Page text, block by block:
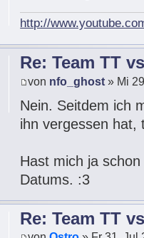
http://
Re: Team TT
von nfo_ghost » Mi
Nein. Seitdem ich
ihn vergessen
Hast mich ja
Datums. :3
Re: Team TT